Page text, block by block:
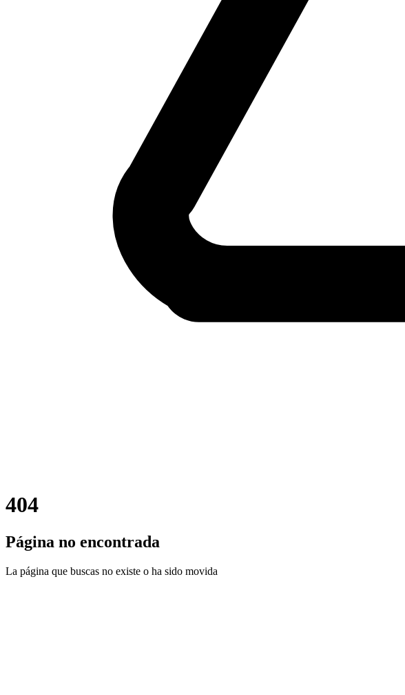
404
Página no encontrada
La página que buscas no existe o ha sido movida